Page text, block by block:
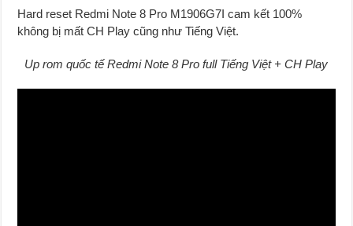
Hard reset Redmi Note 8 Pro M1906G7I cam kết 100%
không bị mất CH Play cũng như Tiếng Việt.
Up rom quốc tế Redmi Note 8 Pro full Tiếng Việt + CH Play